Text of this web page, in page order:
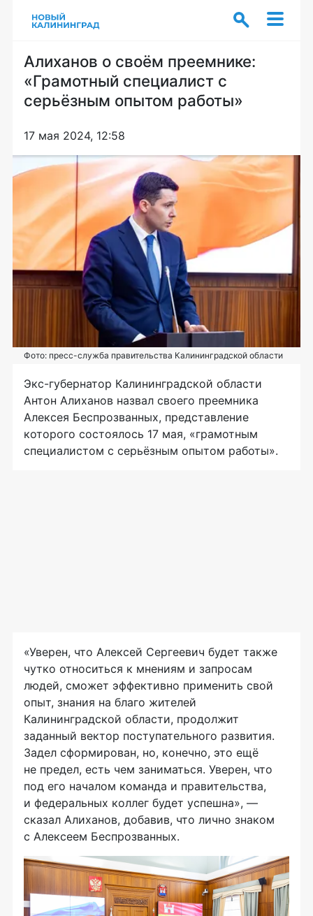
Алиханов о своём преемнике:
«Грамотный специалист с
серьёзным опытом работы»
17 мая 2024, 12:58
Фото: пресс-служба правительства Калининградской области
Экс-губернатор Калининградской области
Антон Алиханов назвал своего преемника
Алексея Беспрозванных, представление
которого состоялось 17 мая, «грамотным
специалистом с серьёзным опытом работы».
«Уверен, что Алексей Сергеевич будет также
чутко относиться к мнениям и запросам
людей, сможет эффективно применить свой
опыт, знания на благо жителей
Калининградской области, продолжит
заданный вектор поступательного развития.
Задел сформирован, но, конечно, это ещё
не предел, есть чем заниматься. Уверен, что
под его началом команда и правительства,
и федеральных коллег будет успешна», —
сказал Алиханов, добавив, что лично знаком
с Алексеем Беспрозванных.